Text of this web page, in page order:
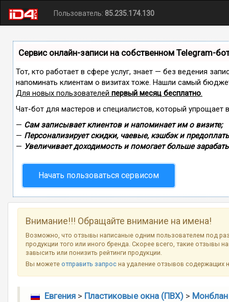
Пользователь: 85.235.174.130
Сервис онлайн-записи на собственном Telegram-
Тот, кто работает в сфере услуг, знает — без ведения
напоминать клиентам о визитах тоже. Нашли самый
Для новых пользователей первый месяц бесплатно.
Чат-бот для мастеров и специалистов, который упрощает
— Сам записывает клиентов и напоминает им о визите;
— Персонализирует скидки, чаевые, кэшбэк и
— Увеличивает доходимость и помогает больше
Начать пользоваться сервисом
Внимание!!! Обращайте внимание на имена!
Возможно, что отзывы написаные одним пользователем под
продукции того или иного бренда. Скорее всего, такие отзывы
завысить или понизить рейтинги продукции.
Вы можетеотправить запрос на удаление отзывов
Евгения> Пластиковые окна (ПВХ)>